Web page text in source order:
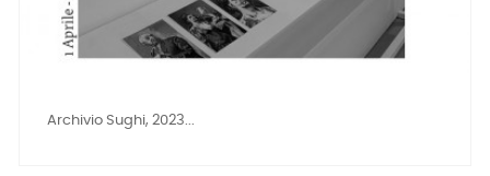
Archivio Sughi, 2023...